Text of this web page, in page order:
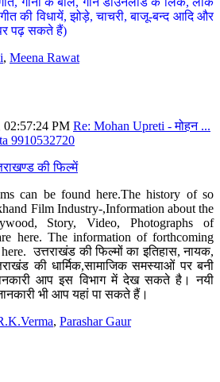
की विधायें, झोड़े, चाचरी, बाजू-बन्द आदि और
पढ़ सकते हैं)
, Meena Rawat
02:57:24 PM Re: Mohan Upreti - मोहन ...
9910532720
की फिल्में
can be found here.The history of so
Film Industry-,Information about the
Story, Video, Photographs of
here. The information of forthcoming
उत्तराखंड की फिल्मों का इतिहास, नायक,
की धार्मिक,सामाजिक समस्याओं पर बनी
आप इस विभाग में देख सकते है। नयी
भी आप यहां पा सकते हैं।
, Parashar Gaur